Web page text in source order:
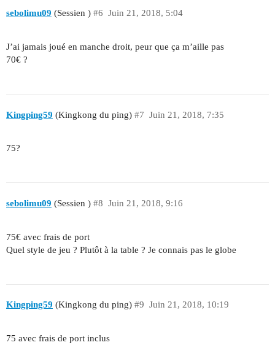
sebolimu09 (Sessien ) Juin 21, 2018, 5:04
#6
J’ai jamais joué en manche droit, peur que ça m’aille pas
70€ ?
Kingping59 (Kingkong du ping) Juin 21, 2018, 7:35
#7
75?
sebolimu09 (Sessien ) Juin 21, 2018, 9:16
#8
75€ avec frais de port
Quel style de jeu ? Plutôt à la table ? Je connais pas le globe
Kingping59 (Kingkong du ping) Juin 21, 2018, 10:19
#9
75 avec frais de port inclus